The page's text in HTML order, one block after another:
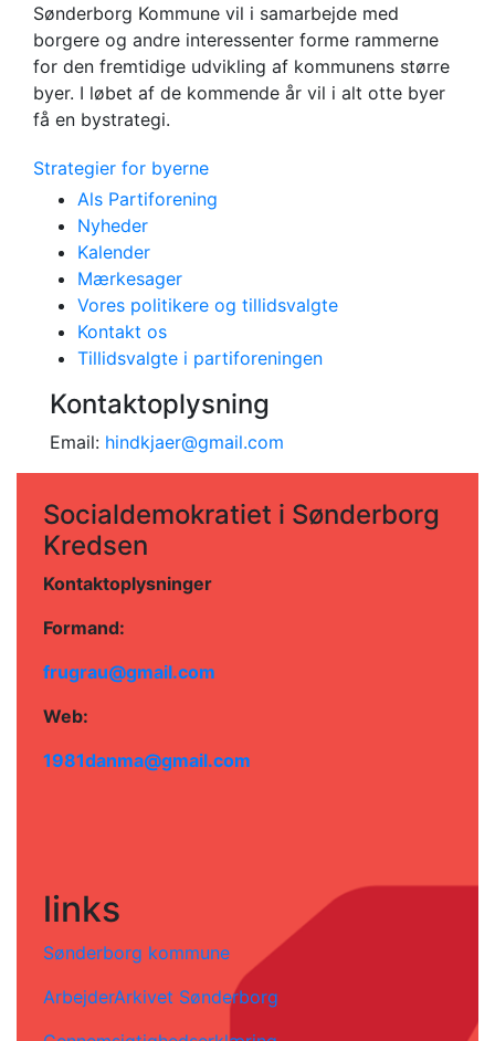
Sønderborg Kommune vil i samarbejde med
borgere og andre interessenter forme rammerne
for den fremtidige udvikling af kommunens større
byer. I løbet af de kommende år vil i alt otte byer
få en bystrategi.
Strategier for byerne
Als Partiforening
Nyheder
Kalender
Mærkesager
Vores politikere og tillidsvalgte
Kontakt os
Tillidsvalgte i partiforeningen
Kontaktoplysning
Email: hindkjaer@gmail.com
Socialdemokratiet i Sønderborg
Kredsen
Kontaktoplysninger
Formand:
frugrau@gmail.com
Web:
1981danma@gmail.com
links
Sønderborg kommune
ArbejderArkivet Sønderborg